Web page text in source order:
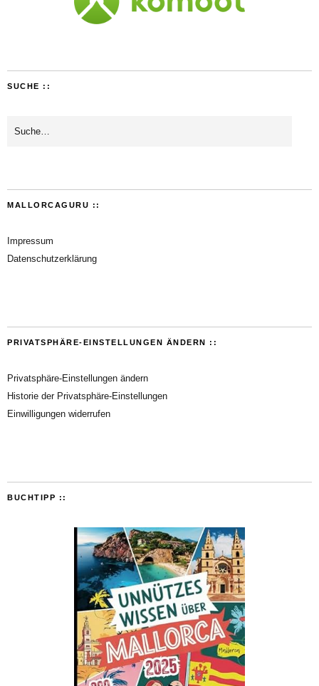
SUCHE ::
MALLORCAGURU ::
Impressum
Datenschutzerklärung
PRIVATSPHÄRE-EINSTELLUNGEN ÄNDERN ::
Privatsphäre-Einstellungen ändern
Historie der Privatsphäre-Einstellungen
Einwilligungen widerrufen
BUCHTIPP ::